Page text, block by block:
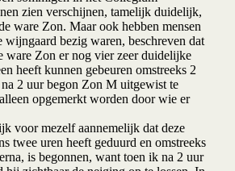
zien verschijnen, tamelijk duidelijk,
ware Zon. Maar ook hebben mensen
wijngaard bezig waren, beschreven dat
ware Zon er nog vier zeer duidelijke
heeft kunnen gebeuren omstreeks 2
2 uur begon Zon M uitgewist te
opgemerkt worden door wie er
voor mezelf aannemelijk dat deze
twee uren heeft geduurd en omstreeks
is begonnen, want toen ik na 2 uur